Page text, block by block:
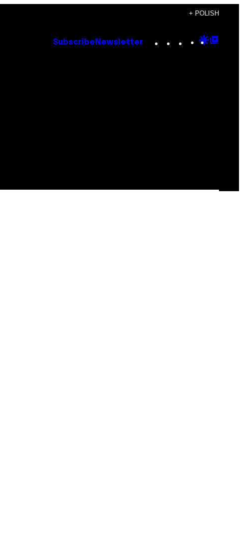
+ POLISH
Subscribe Newsletter Instagram
TikTok
YouTube
Google